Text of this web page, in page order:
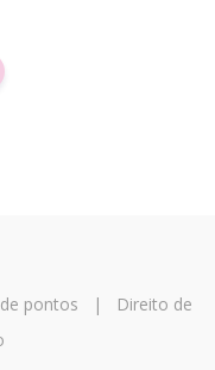
pontos |
Direito de